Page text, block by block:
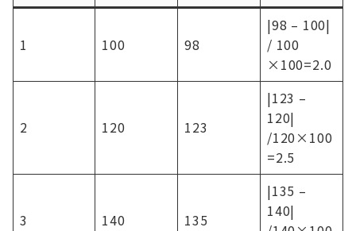
1 100 98
|98 – 100|
/ 100
×100=2.0
2 120 123
|123 –
120|
/120×100
=2.5
3 140 135
|135 –
140|